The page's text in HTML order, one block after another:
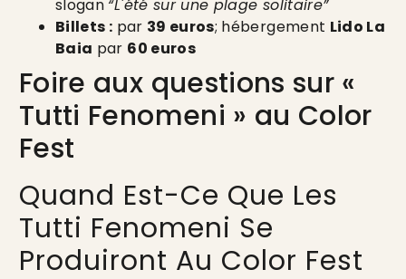
slogan “L'été sur une plage solitaire”
Billets : par 39 euros; hébergement Lido La
Baia par 60 euros
Foire aux questions sur «
Tutti Fenomeni » au Color
Fest
Quand Est-Ce Que Les
Tutti Fenomeni Se
Produiront Au Color Fest